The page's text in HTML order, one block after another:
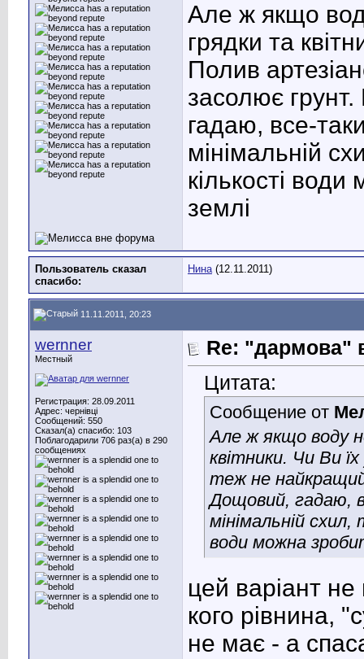
Але ж якщо
грядки та
Полив
засолює
гадаю, все-
мінімальній
кількості
землі
Пользователь сказал
cпасибо:
Нина(12.11.2011)
11.11.2011, 20:23
wernner
Местный
Регистрация: 28.09.2011
Адрес: чернівці
Сообщений: 550
Сказал(а) спасибо: 103
Поблагодарили 706 раз(а) в 290
сообщениях
Re: "дармова"
Цитата:
Сообщение от
Але ж якщо воду
квітники. Чи Ви
теж не
Дощовий, гадаю,
мінімальній
води можна
цей варіант
кого рівнина,
не має - а